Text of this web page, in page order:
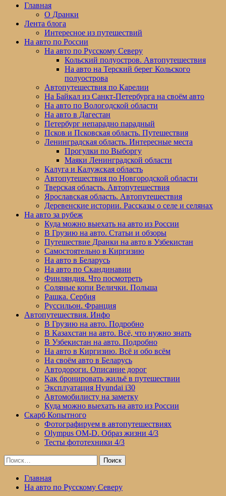
ОсновноеГлавная
О Дранки
Лента блога
Интересное из путешествий
На авто по России
На авто по Русскому Северу
Кольский полуостров. Автопутешествия
На авто на Терский берег Кольского
полуострова
Автопутешествия по Карелии
На Байкал из Санкт-Петербурга на своём авто
На авто по Вологодской области
На авто в Дагестан
Петербург непарадно парадный
Псков и Псковская область. Путешествия
Ленинградская область. Интересные места
Прогулки по Выборгу
Маяки Ленинградской области
Калуга и Калужская область
Автопутешествия по Новгородской области
Тверская область. Автопутешествия
Ярославская область. Автопутешествия
Деревенские истории. Рассказы о селе и селянах
На авто за рубеж
Куда можно выехать на авто из России
В Грузию на авто. Статьи и обзоры
Путешествие Дранки на авто в Узбекистан
Самостоятельно в Киргизию
На авто в Беларусь
На авто по Скандинавии
Финляндия. Что посмотреть
Соляные копи Велички. Польша
Рашка. Сербия
Руссильон. Франция
Автопутешествия. Инфо
В Грузию на авто. Подробно
В Казахстан на авто. Всё, что нужно знать
В Узбекистан на авто. Подробно
На авто в Киргизию. Всё и обо всём
На своём авто в Беларусь
Автодороги. Описание дорог
Как бронировать жильё в путешествии
Эксплуатация Hyundai i30
Автомобилисту на заметку
Куда можно выехать на авто из России
Скарб Копытного
Фотографируем в автопутешествиях
Olympus OM-D. Образ жизни 4/3
Тесты фототехники 4/3
Найти:
Главная
На авто по Русскому Северу